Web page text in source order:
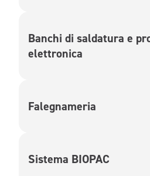
Banchi di saldatura e
elettronica
Falegnameria
Sistema BIOPAC